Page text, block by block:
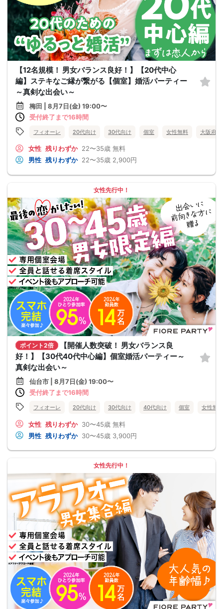
【12名規模！ 男女バランス良好！】【20代中心
編】ステキなご縁が繋がる【個室】婚活パーティー
～真剣な出会い～
梅田 | 8月7日(金) 19:00〜
受付終了まで16時間
フィオーレ 20代向け 30代向け 個室 女性無料 大阪府
女性 残りわずか 22〜35歳 無料
男性 残りわずか 22〜35歳 2,900円
女性先行中！
ポイント2倍
【開催人数突破！ 男女バランス良
好！】【30代40代中心編】個室婚活パーティー～
真剣な出会い～
仙台市 | 8月7日(金) 19:00〜
受付終了まで16時間
フィオーレ 20代向け 30代向け 40代向け 個室 女性無料
女性 残りわずか 30〜45歳 無料
男性 残りわずか 30〜45歳 3,900円
女性先行中！